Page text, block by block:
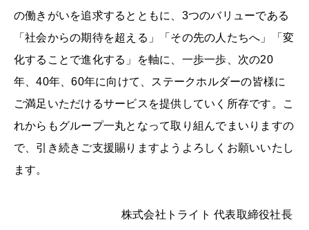
の働きがいを追求するとともに、3つのバリューである
「社会からの期待を超える」「その先の人たちへ」「変
化することで進化する」を軸に、一歩一歩、次の20
年、40年、60年に向けて、ステークホルダーの皆様に
ご満足いただけるサービスを提供していく所存です。こ
れからもグループ一丸となって取り組んでまいりますの
で、引き続きご支援賜りますようよろしくお願いいたし
ます。
株式会社トライト 代表取締役社長